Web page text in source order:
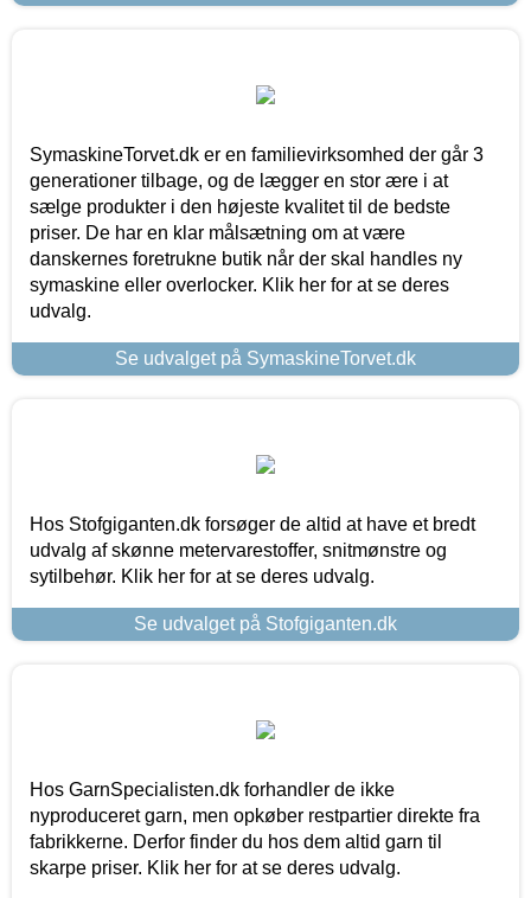
SymaskineTorvet.dk er en familievirksomhed der går 3
generationer tilbage, og de lægger en stor ære i at
sælge produkter i den højeste kvalitet til de bedste
priser. De har en klar målsætning om at være
danskernes foretrukne butik når der skal handles ny
symaskine eller overlocker. Klik her for at se deres
udvalg.
Se udvalget på SymaskineTorvet.dk
Hos Stofgiganten.dk forsøger de altid at have et bredt
udvalg af skønne metervarestoffer, snitmønstre og
sytilbehør. Klik her for at se deres udvalg.
Se udvalget på Stofgiganten.dk
Hos GarnSpecialisten.dk forhandler de ikke
nyproduceret garn, men opkøber restpartier direkte fra
fabrikkerne. Derfor finder du hos dem altid garn til
skarpe priser. Klik her for at se deres udvalg.